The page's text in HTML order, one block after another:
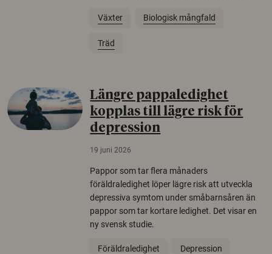
Växter Biologisk mångfald
Träd
Längre pappaledighet
kopplas till lägre risk för
depression
19 juni 2026
Pappor som tar flera månaders
föräldraledighet löper lägre risk att utveckla
depressiva symtom under småbarnsåren än
pappor som tar kortare ledighet. Det visar en
ny svensk studie.
Föräldraledighet Depression